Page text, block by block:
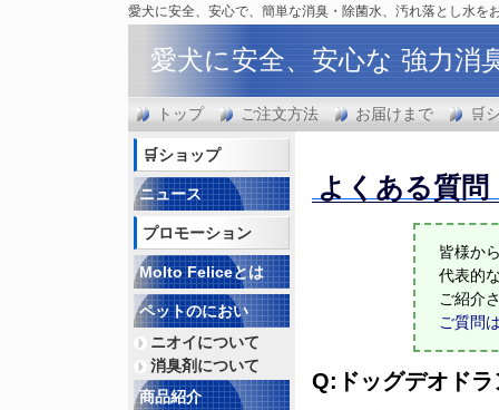
愛犬に安全、安心で、簡単な消臭・除菌水、汚れ落とし水を
愛犬に安全、安心な 強力
トップ ご注文方法 お届けまで 🛒
よくある質問
皆様か
代表的
ご紹介
ご質問
Q:ドッグデオド
🛒ショップ
ニュース
プロモーション
Molto Feliceとは
ペットのにおい
ニオイについて
消臭剤について
商品紹介